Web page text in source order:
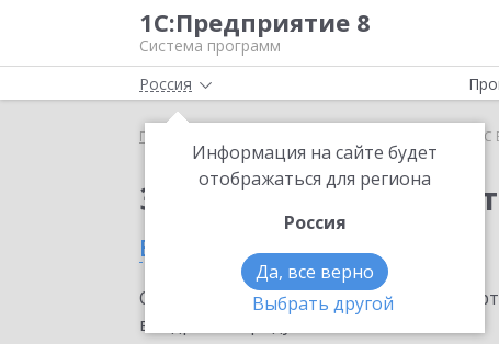
1С:Предприятие 8
Система программ
Россия
Информация на сайте будет
отображаться для региона
Россия
Да, все верно
Выбрать другой
Главная
Заказать ИТС
в Славянске-на-Кубани
Ознакомьтесь с информационными
внедрение продукта.